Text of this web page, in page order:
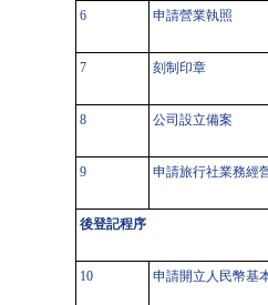
6 申請營業執照
7 刻制印章
8 公司設立備案
9 申請旅行社業務經
後登記程序
10 申請開立人民幣基